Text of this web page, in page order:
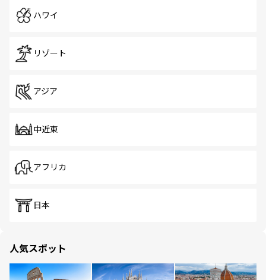
ハワイ
リゾート
アジア
中近東
アフリカ
日本
人気スポット